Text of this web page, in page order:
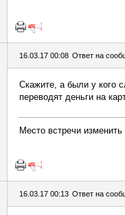
16.03.17 00:08 Ответ на
Скажите, а были у кого
переводят деньги на
Место встречи изменить
16.03.17 00:13 Ответ на